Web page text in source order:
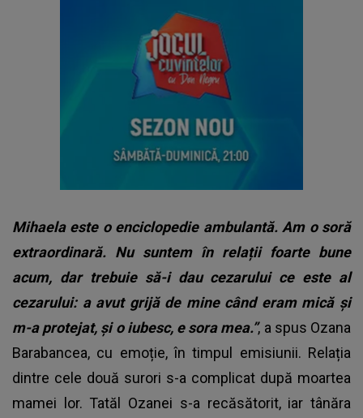
Mihaela este o enciclopedie ambulantă. Am o soră
extraordinară. Nu suntem în relații foarte bune
acum, dar trebuie să-i dau cezarului ce este al
cezarului: a avut grijă de mine când eram mică și
m-a protejat, și o iubesc, e sora mea.”, a spus Ozana
Barabancea, cu emoție, în timpul emisiunii. Relația
dintre cele două surori s-a complicat după moartea
mamei lor. Tatăl Ozanei s-a recăsătorit, iar tânăra